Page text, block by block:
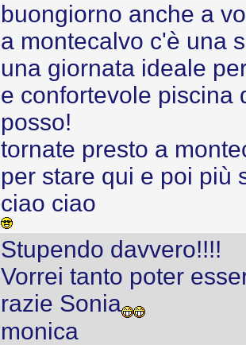
buongiorno anche a
a montecalvo c'è una
una giornata ideale
e confortevole piscina
posso!
tornate presto a
per stare qui e poi più
ciao ciao
Stupendo davvero!!!!
Vorrei tanto poter
razie Sonia
monica